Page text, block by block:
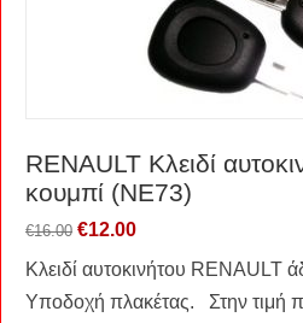
RENAULT Kλειδί
κουμπί (NE73)
€16.00 €12.00
Κλειδί αυτοκινήτου RENAULT
Υποδοχή πλακέτας. Στην τιμή